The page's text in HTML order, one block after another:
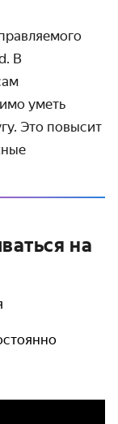
В
уметь
Это повысит
на